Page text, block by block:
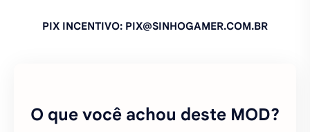
PIX INCENTIVO: PIX@SINHOGAMER.COM.BR
O que você achou deste MOD?